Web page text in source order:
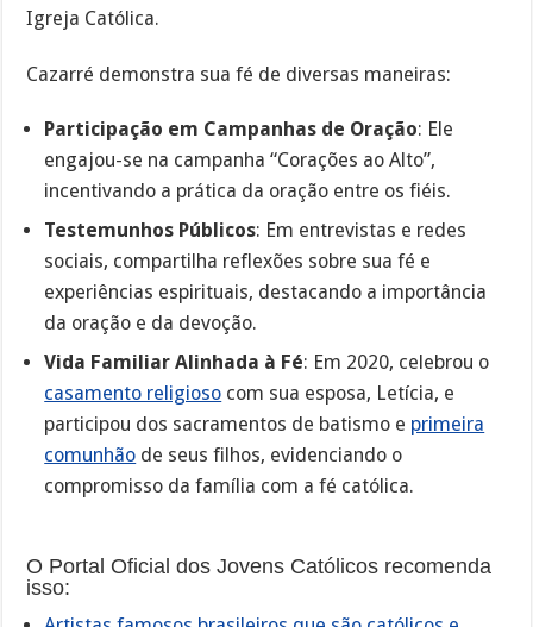
Igreja Católica.
Cazarré demonstra sua fé de diversas maneiras:
Participação em Campanhas de Oração: Ele
engajou-se na campanha “Corações ao Alto”,
incentivando a prática da oração entre os fiéis.
Testemunhos Públicos: Em entrevistas e redes
sociais, compartilha reflexões sobre sua fé e
experiências espirituais, destacando a importância
da oração e da devoção.
Vida Familiar Alinhada à Fé: Em 2020, celebrou o
casamento religioso com sua esposa, Letícia, e
participou dos sacramentos de batismo e primeira
comunhão de seus filhos, evidenciando o
compromisso da família com a fé católica.
O Portal Oficial dos Jovens Católicos recomenda
isso: